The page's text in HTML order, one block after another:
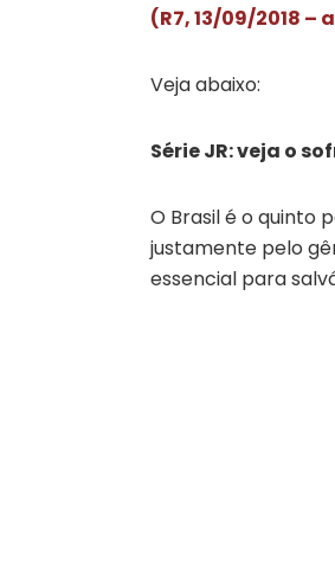
(R7, 13/09/2018 –
Veja abaixo:
Série JR: veja o
O Brasil é o quinto
justamente pelo
essencial para